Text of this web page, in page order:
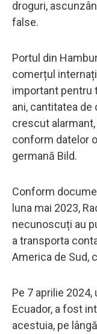
droguri,
false.
Portul din
comerțul
important pentru
ani, cantitatea
crescut
conform datelor
germană Bild.
Conform
luna mai 2023,
necunoscuți au
a transporta
America de Sud,
Pe 7 aprilie
Ecuador, a fost
acestuia, pe